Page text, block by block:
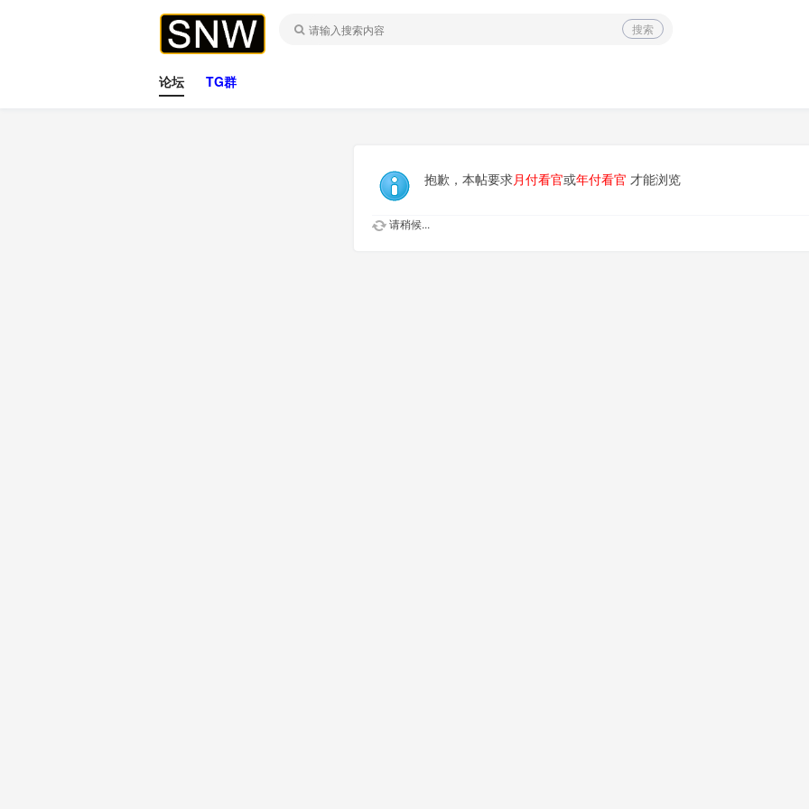
搜索
论坛 TG群
抱歉，本帖要求月付看官或年付看官 才能浏览
请稍候...